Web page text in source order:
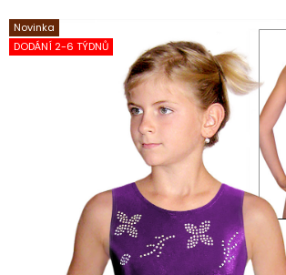
Novinka
DODÁNÍ 2-6 TÝDNŮ